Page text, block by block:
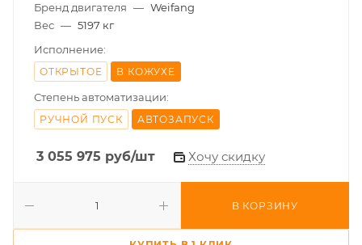
Бренд двигателя — Weifang
Вес — 5197 кг
Исполнение:
ОТКРЫТОЕ В КОЖУХЕ
Степень автоматизации:
РУЧНОЙ ПУСК АВТОЗАПУСК
3 055 975 руб/шт Хочу скидку
В КОРЗИНУ